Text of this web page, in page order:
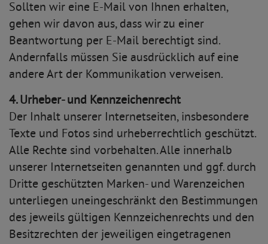
Sollten wir eine E-Mail von Ihnen erhalten,
gehen wir davon aus, dass wir zu einer
Beantwortung per E-Mail berechtigt sind.
Andernfalls müssen Sie ausdrücklich auf eine
andere Art der Kommunikation verweisen.
4. Urheber- und Kennzeichenrecht
Der Inhalt unserer Internetseiten, insbesondere
Texte und Fotos sind urheberrechtlich geschützt.
Alle Rechte sind vorbehalten. Alle innerhalb
unserer Internetseiten genannten und ggf. durch
Dritte geschützten Marken- und Warenzeichen
unterliegen uneingeschränkt den Bestimmungen
des jeweils gültigen Kennzeichenrechts und den
Besitzrechten der jeweiligen eingetragenen